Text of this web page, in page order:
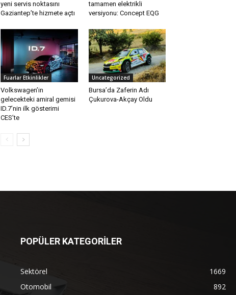
yeni servis noktasını
Gaziantep’te hizmete açtı
tamamen elektrikli
versiyonu: Concept EQG
Fuarlar Etkinlikler
Volkswagen’in
gelecekteki amiral gemisi
ID.7’nin ilk gösterimi
CES’te
Uncategorized
Bursa’da Zaferin Adı
Çukurova-Akçay Oldu
POPÜLER KATEGORİLER
Sektörel
1669
Otomobil
892